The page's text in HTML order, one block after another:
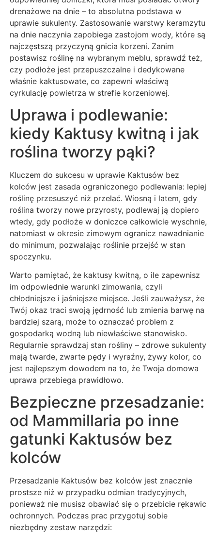
drenażowe na dnie – to absolutna podstawa w
uprawie sukulenty. Zastosowanie warstwy keramzytu
na dnie naczynia zapobiega zastojom wody, które są
najczęstszą przyczyną gnicia korzeni. Zanim
postawisz roślinę na wybranym meblu, sprawdź też,
czy podłoże jest przepuszczalne i dedykowane
właśnie kaktusowate, co zapewni właściwą
cyrkulację powietrza w strefie korzeniowej.
Uprawa i podlewanie:
kiedy Kaktusy kwitną i jak
roślina tworzy pąki?
Kluczem do sukcesu w uprawie Kaktusów bez
kolców jest zasada ograniczonego podlewania: lepiej
roślinę przesuszyć niż przelać. Wiosną i latem, gdy
roślina tworzy nowe przyrosty, podlewaj ją dopiero
wtedy, gdy podłoże w doniczce całkowicie wyschnie,
natomiast w okresie zimowym ogranicz nawadnianie
do minimum, pozwalając roślinie przejść w stan
spoczynku.
Warto pamiętać, że kaktusy kwitną, o ile zapewnisz
im odpowiednie warunki zimowania, czyli
chłodniejsze i jaśniejsze miejsce. Jeśli zauważysz, że
Twój okaz traci swoją jędrność lub zmienia barwę na
bardziej szarą, może to oznaczać problem z
gospodarką wodną lub niewłaściwe stanowisko.
Regularnie sprawdzaj stan rośliny – zdrowe sukulenty
mają twarde, zwarte pędy i wyraźny, żywy kolor, co
jest najlepszym dowodem na to, że Twoja domowa
uprawa przebiega prawidłowo.
Bezpieczne przesadzanie:
od Mammillaria po inne
gatunki Kaktusów bez
kolców
Przesadzanie Kaktusów bez kolców jest znacznie
prostsze niż w przypadku odmian tradycyjnych,
ponieważ nie musisz obawiać się o przebicie rękawic
ochronnych. Podczas prac przygotuj sobie
niezbędny zestaw narzędzi: